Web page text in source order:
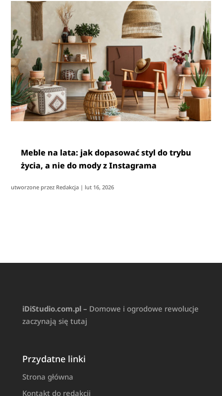
Meble na lata: jak dopasować styl do trybu
życia, a nie do mody z Instagrama
utworzone przez Redakcja | lut 16, 2026
iDiStudio.com.pl – Domowe i ogrodowe rewolucje
zaczynają się tutaj
Przydatne linki
Strona główna
Kontakt do redakcji